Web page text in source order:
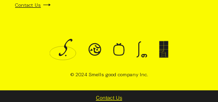
Contact Us
© 2024 Smells good company Inc.
Contact Us